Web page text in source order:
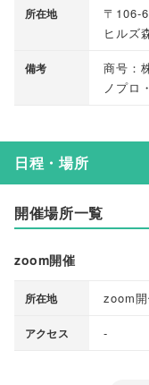
所在地
〒106-
ヒルズ
備考
商号：
ノプロ
日程・場所
開催場所一覧
zoom開催
所在地 zoom
アクセス -